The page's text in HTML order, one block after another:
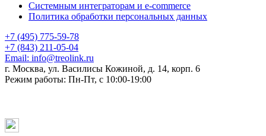
Системным интеграторам и e-commerce
Политика обработки персональных данных
+7 (495) 775-59-78
+7 (843) 211-05-04
Email: info@treolink.ru
г. Москва, ул. Василисы Кожиной, д. 14, корп. 6
Режим работы: Пн-Пт, с 10:00-19:00